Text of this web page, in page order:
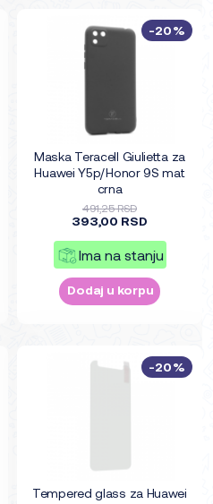
Maska Teracell Giulietta za
Huawei Y5p/Honor 9S mat
crna
491,25 RSD
393,00 RSD
Ima na stanju
Dodaj u korpu
-20%
Tempered glass za Huawei
-20%